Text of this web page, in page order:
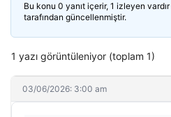
Bu konu 0 yanıt içerir, 1 izleyen
tarafından güncellenmiştir.
1 yazı görüntüleniyor (toplam 1)
03/06/2026: 3:00 am